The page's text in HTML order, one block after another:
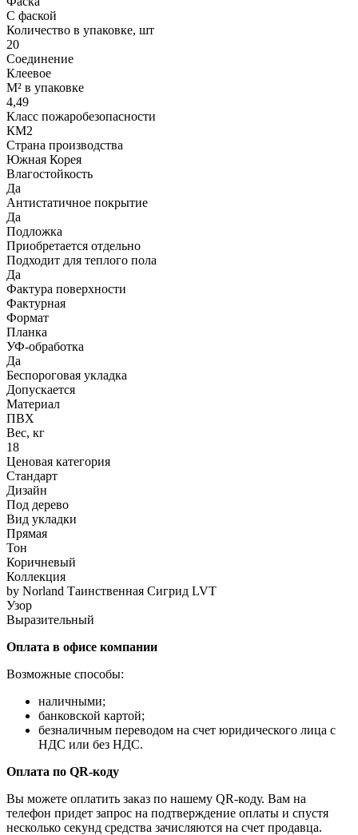
С фаской
Количество в упаковке, шт
20
Соединение
Клеевое
М² в упаковке
4,49
Класс пожаробезопасности
КМ2
Страна производства
Южная Корея
Влагостойкость
Да
Антистатичное покрытие
Да
Подложка
Приобретается отдельно
Подходит для теплого пола
Да
Фактура поверхности
Фактурная
Формат
Планка
УФ-обработка
Да
Беспороговая укладка
Допускается
Материал
ПВХ
Вес, кг
18
Ценовая категория
Стандарт
Дизайн
Под дерево
Вид укладки
Прямая
Тон
Коричневый
Коллекция
by Norland Таинственная Сигрид LVT
Узор
Выразительный
Оплата в офисе компании
Возможные способы:
наличными;
банковской картой;
безналичным переводом на счет юридического лица с
НДС или без НДС.
Оплата по QR-коду
Вы можете оплатить заказ по нашему QR-коду. Вам на
телефон придет запрос на подтверждение оплаты и спустя
несколько секунд средства зачисляются на счет продавца.